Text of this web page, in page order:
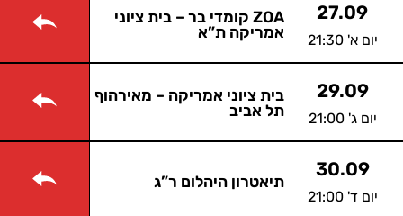
27.09
יום א' 21:30
ZOA קומדי בר – בית ציוני
אמריקה ת”א
29.09
יום ג' 21:00
בית ציוני אמריקה – מאירהוף
תל אביב
30.09
יום ד' 21:00
תיאטרון היהלום ר”ג